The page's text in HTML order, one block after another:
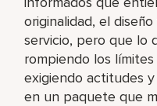
originalidad, el
servicio, pero que lo
rompiendo los
exigiendo actitudes
en un paquete que